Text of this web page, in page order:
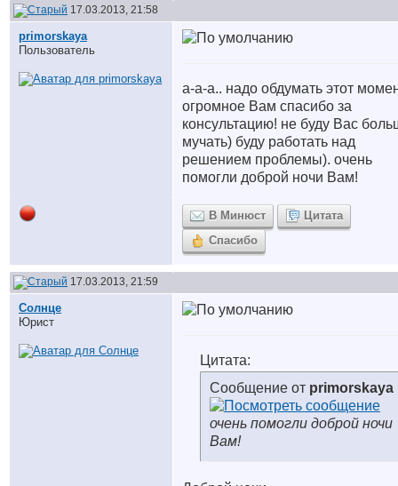
17.03.2013, 21:58
primorskaya
Пользователь
а-а-а.. надо обдумать этот
огромное Вам спасибо за
консультацию! не буду Вас
мучать) буду работать над
решением проблемы). очень
помогли доброй ночи Вам!
В Минюст
Цитата
Спасибо
17.03.2013, 21:59
Солнце
Юрист
Цитата:
Сообщение от primorskaya
очень помогли доброй ночи
Вам!